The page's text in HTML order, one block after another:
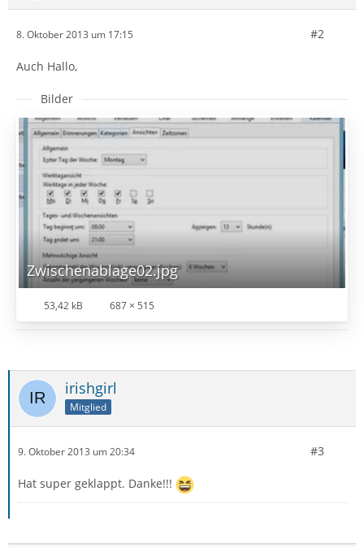
8. Oktober 2013 um 17:15 #2
Auch Hallo,
Bilder
Zwischenablage02.jpg
53,42 kB 687 × 515
irishgirl
Mitglied
9. Oktober 2013 um 20:34 #3
Hat super geklappt. Danke!!!